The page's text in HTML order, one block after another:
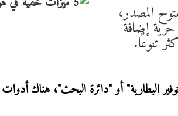
المصدر،
إضافة
تنوعًا.
البطارية" أو "دائرة البحث"، هناك